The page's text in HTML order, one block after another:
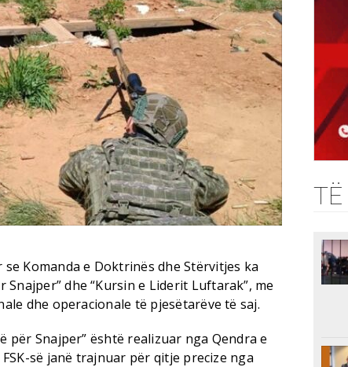
Komanda e Doktrinës dhe Stërvitjes ka
dhe “Kursin e Liderit Luftarak”, me
dhe operacionale të pjesëtarëve të saj.
për Snajper” është realizuar nga Qendra e
së janë trajnuar për qitje precize nga